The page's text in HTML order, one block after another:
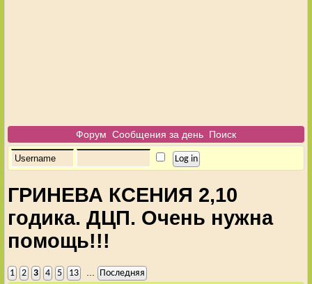
Форум Сообщения за день Поиск
ГРИНЕВА КСЕНИЯ 2,10
годика. ДЦП. Очень нужна
помощь!!!
1 2 3 4 5 13 Последняя